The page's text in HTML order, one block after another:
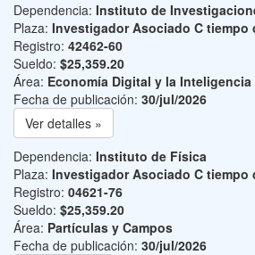
Dependencia: Instituto de
Plaza: Investigador Asociado C tiempo
Registro: 42462-60
Sueldo: $25,359.20
Área: Economía Digital y la
Fecha de publicación: 30/jul/2026
Ver detalles »
Dependencia: Instituto de Física
Plaza: Investigador Asociado C tiempo
Registro: 04621-76
Sueldo: $25,359.20
Área: Partículas y Campos
Fecha de publicación: 30/jul/2026